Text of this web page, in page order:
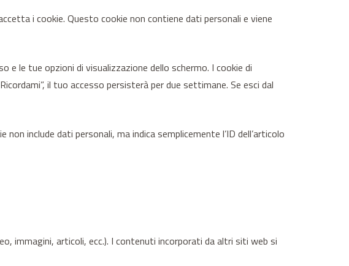
i cookie. Questo cookie non contiene dati personali e viene
le tue opzioni di visualizzazione dello schermo. I cookie di
il tuo accesso persisterà per due settimane. Se esci dal
include dati personali, ma indica semplicemente l’ID dell’articolo
immagini, articoli, ecc.). I contenuti incorporati da altri siti web si